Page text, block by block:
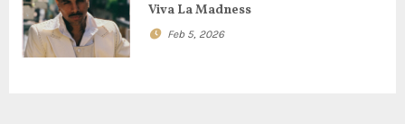
Viva La Madness
Feb 5, 2026